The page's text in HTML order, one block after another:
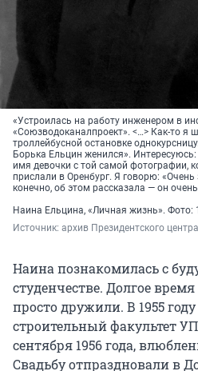
«Устроилась на работу инженером в
«Союзводоканалпроект». <…> Как-то я
троллейбусной остановке
Борька Ельцин женился».
имя девочки с той самой фотографии,
прислали в Оренбург. Я говорю: «Очень
конечно, об этом рассказала — он
Наина Ельцина, «Личная жизнь». Фото:
Источник: архив Президентского
Наина познакомилась с
студенчестве. Долгое
просто дружили. В 1955
строительный факультет
сентября 1956 года,
Свадьбу отпраздновали в